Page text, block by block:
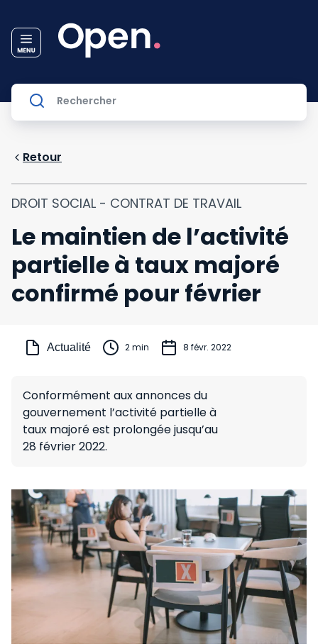
Retour
DROIT SOCIAL - CONTRAT DE TRAVAIL
Le maintien de l’activité
partielle à taux majoré
confirmé pour février
Actualité 2 min 8 févr. 2022
Conformément aux annonces du
gouvernement l’activité partielle à
taux majoré est prolongée jusqu’au
28 février 2022.